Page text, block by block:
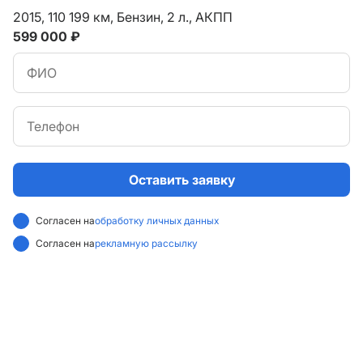
Оставить заявку
Согласен наобработку личных данных
Согласен нарекламную рассылку
2015, 110 199 км, Бензин, 2 л., АКПП
599 000 ₽